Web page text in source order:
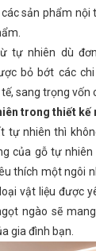
sản phẩm
tự nhiên dù
bỏ bớt các
sang trọng vốn
trong thiết kế
tự nhiên thì
của gỗ tự
thích một ngôi
vật liệu được
ngào sẽ
gia đình bạn.